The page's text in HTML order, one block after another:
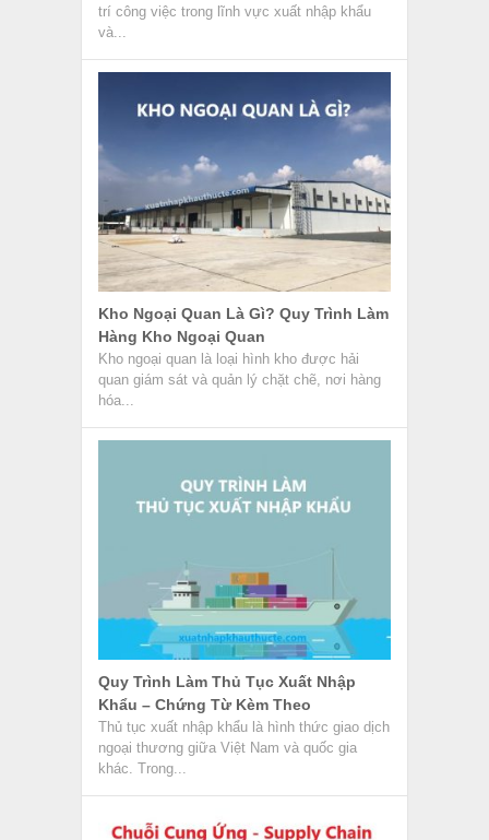
trí công việc trong lĩnh vực xuất nhập khẩu
và...
Kho Ngoại Quan Là Gì? Quy Trình Làm
Hàng Kho Ngoại Quan
Kho ngoại quan là loại hình kho được hải
quan giám sát và quản lý chặt chẽ, nơi hàng
hóa...
Quy Trình Làm Thủ Tục Xuất Nhập
Khẩu – Chứng Từ Kèm Theo
Thủ tục xuất nhập khẩu là hình thức giao dịch
ngoại thương giữa Việt Nam và quốc gia
khác. Trong...